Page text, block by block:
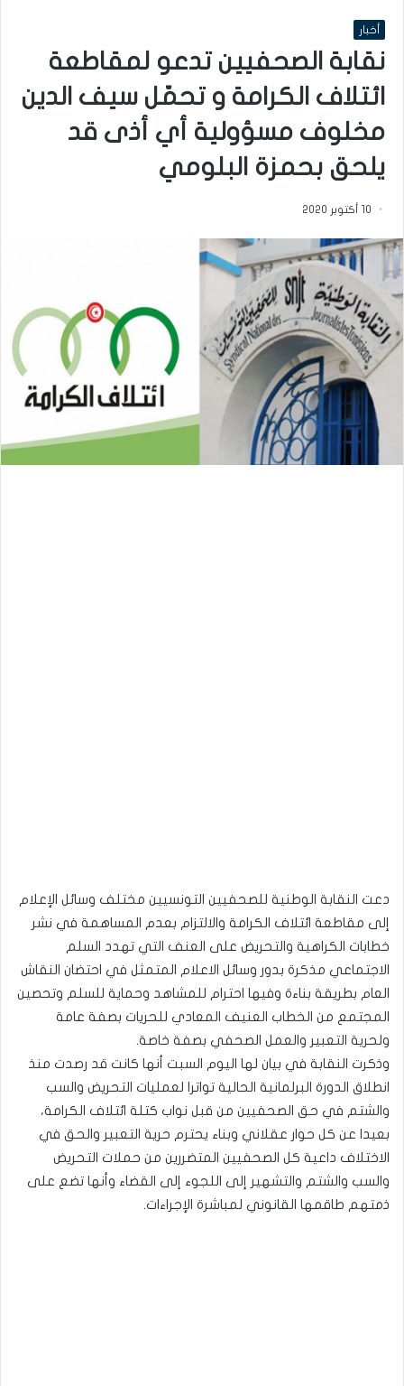
أخبار
نقابة الصحفيين تدعو لمقاطعة
ائتلاف الكرامة و تحمّل سيف الدين
مخلوف مسؤولية أي أذى قد
يلحق بحمزة البلومي
10 أكتوبر 2020
دعت النقابة الوطنية للصحفيين التونسيين مختلف وسائل الإعلام
إلى مقاطعة ائتلاف الكرامة والالتزام بعدم المساهمة في نشر
خطابات الكراهية والتحريض على العنف التي تهدد السلم
الاجتماعي مذكرة بدور وسائل الاعلام المتمثل في احتضان النقاش
العام بطريقة بناءة وفيها احترام للمشاهد وحماية للسلم وتحصين
المجتمع من الخطاب العنيف المعادي للحريات بصفة عامة
ولحرية التعبير والعمل الصحفي بصفة خاصة.
وذكرت النقابة في بيان لها اليوم السبت أنها كانت قد رصدت منذ
انطلاق الدورة البرلمانية الحالية تواترا لعمليات التحريض والسب
والشتم في حق الصحفيين من قبل نواب كتلة ائتلاف الكرامة،
بعيدا عن كل حوار عقلاني وبناء يحترم حرية التعبير والحق في
الاختلاف داعية كل الصحفيين المتضررين من حملات التحريض
والسب والشتم والتشهير إلى اللجوء إلى القضاء وأنها تضع على
ذمتهم طاقمها القانوني لمباشرة الإجراءات.